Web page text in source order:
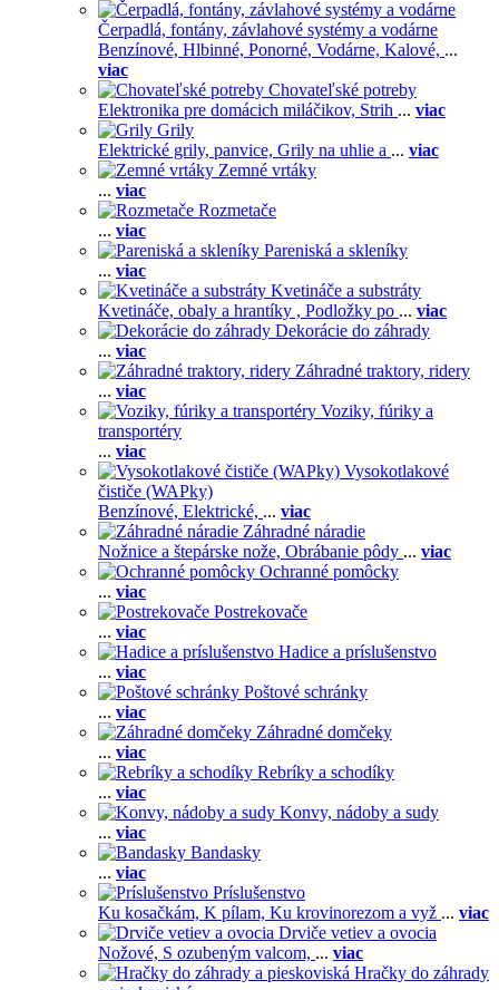
Čerpadlá, fontány, závlahové systémy a vodárne
Benzínové, Hlbinné, Ponorné, Vodárne, Kalové, ...
viac
Chovateľské potreby
Elektronika pre domácich miláčikov, Strih ... viac
Grily
Elektrické grily, panvice, Grily na uhlie a ... viac
Zemné vrtáky
... viac
Rozmetače
... viac
Pareniská a skleníky
... viac
Kvetináče a substráty
Kvetináče, obaly a hrantíky , Podložky po ... viac
Dekorácie do záhrady
... viac
Záhradné traktory, ridery
... viac
Voziky, fúriky a
transportéry
... viac
Vysokotlakové
čističe (WAPky)
Benzínové, Elektrické, ... viac
Záhradné náradie
Nožnice a štepárske nože, Obrábanie pôdy ... viac
Ochranné pomôcky
... viac
Postrekovače
... viac
Hadice a príslušenstvo
... viac
Poštové schránky
... viac
Záhradné domčeky
... viac
Rebríky a schodíky
... viac
Konvy, nádoby a sudy
... viac
Bandasky
... viac
Príslušenstvo
Ku kosačkám, K pílam, Ku krovinorezom a vyž ... viac
Drviče vetiev a ovocia
Nožové, S ozubeným valcom, ... viac
Hračky do záhrady